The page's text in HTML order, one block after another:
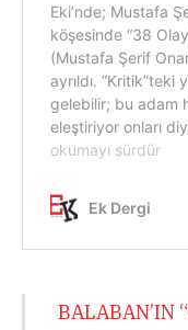
BALABAN’IN